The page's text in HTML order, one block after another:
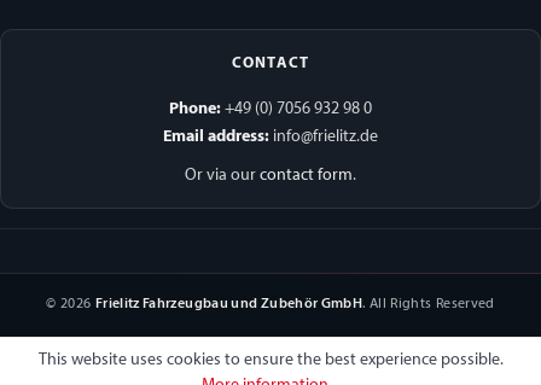
CONTACT
Phone: +49 (0) 7056 932 98 0
Email address: info@frielitz.de
Or via our contact form.
© 2026 Frielitz Fahrzeugbau und Zubehör GmbH. All Rights Reserved
This website uses cookies to ensure the best experience possible.